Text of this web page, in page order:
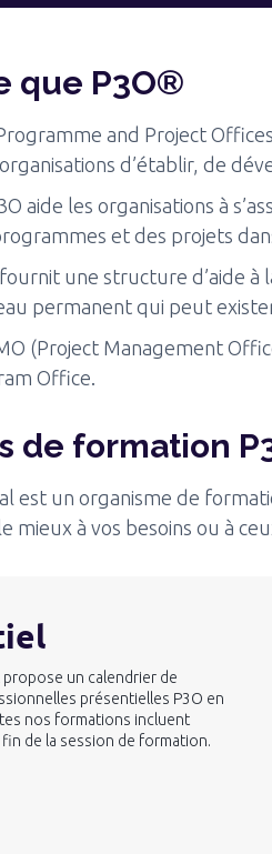
que P3O®
and Project
d’établir, de
aide les organisations à
et des projets
une structure d’aide à
permanent qui peut
(Project Management
Office.
de formation
est un organisme de
mieux à vos besoins ou à
propose un calendrier de
présentielles P3O en
nos formations incluent
fin de la session de formation.